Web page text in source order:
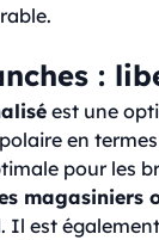
:
est une
en
pour les
magasiniers
Il est